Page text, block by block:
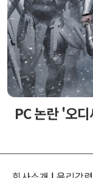
PC 논란 '오